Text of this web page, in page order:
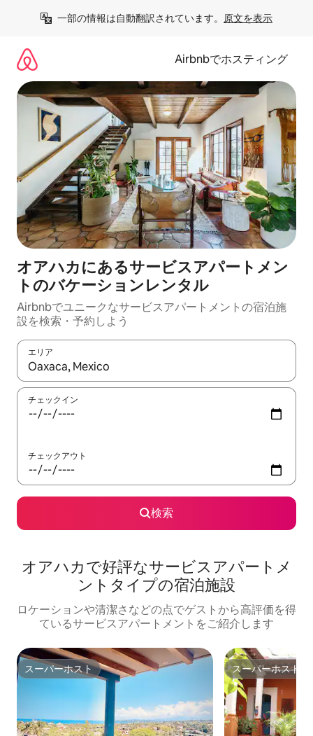
一部の情報は自動翻訳されています。 原文を表示
Airbnbでホスティング
オアハカにあるサービスアパートメン
トのバケーションレンタル
Airbnbでユニークなサービスアパートメントの宿泊施
設を検索・予約しよう
エリア
検索結果が表示されたら、上下の矢印キーを使って移動するか
チェックイン
チェックアウト
検索
オアハカで好評なサービスアパートメ
ントタイプの宿泊施設
ロケーションや清潔さなどの点でゲストから高評価を得
ているサービスアパートメントをご紹介します
スーパーホスト
スーパーホスト スーパーホスト
スーパーホスト